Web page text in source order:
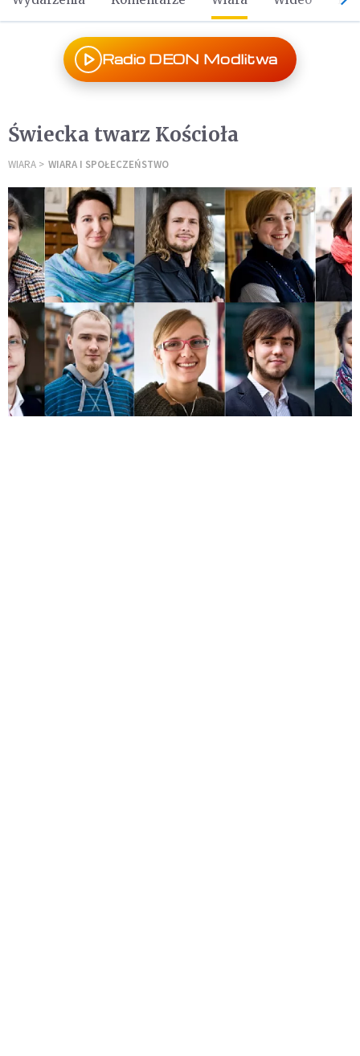
Radio DEON Modlitwa
Świecka twarz Kościoła
WIARA WIARA I SPOŁECZEŃSTWO